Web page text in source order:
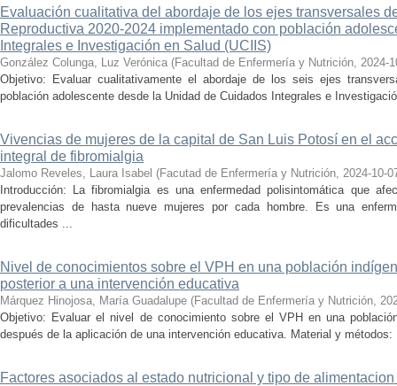
Evaluación cualitativa del abordaje de los ejes transversales
Reproductiva 2020-2024 implementado con población
Integrales e Investigación en Salud (UCIIS)
González Colunga, Luz Verónica (Facultad de Enfermería y Nutrición, 2024-
Objetivo: Evaluar cualitativamente el abordaje de los seis ejes
población adolescente desde la Unidad de Cuidados Integrales e
Vivencias de mujeres de la capital de San Luis Potosí en el
integral de fibromialgia
Jalomo Reveles, Laura Isabel (Facutad de Enfermería y Nutrición, 2024-10-
Introducción: La fibromialgia es una enfermedad polisintomática que
prevalencias de hasta nueve mujeres por cada hombre. Es una
dificultades ...
Nivel de conocimientos sobre el VPH en una población
posterior a una intervención educativa
Márquez Hinojosa, María Guadalupe (Facultad de Enfermería y Nutrición,
Objetivo: Evaluar el nivel de conocimiento sobre el VPH en una
después de la aplicación de una intervención educativa. Material y
Factores asociados al estado nutricional y tipo de